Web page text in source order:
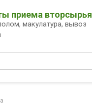
приема вторсырья
макулатура, вывоз